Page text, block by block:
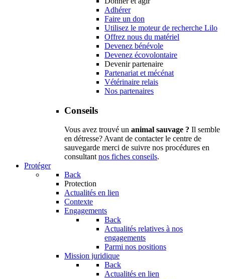
Adhérer
Faire un don
Utilisez le moteur de recherche Lilo
Offrez nous du matériel
Devenez bénévole
Devenez écovolontaire
Devenir partenaire
Partenariat et mécénat
Vétérinaire relais
Nos partenaires
Conseils
Vous avez trouvé un animal sauvage ? Il semble
en détresse? Avant de contacter le centre de
sauvegarde merci de suivre nos procédures en
consultantnos fiches conseils.
Protéger
Back
Protection
Actualités en lien
Contexte
Engagements
Back
Actualités relatives à nos
engagements
Parmi nos positions
Mission juridique
Back
Actualités en lien